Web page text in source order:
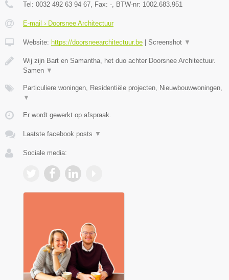
Tel: 0032 492 63 94 67, Fax: -, BTW-nr: 1002.683.951
E-mail › Doorsnee Architectuur
Website: https://doorsneearchitectuur.be Screenshot ▼
Wij zijn Bart en Samantha, het duo achter Doorsnee Architectuur.
Samen ▼
Particuliere woningen, Residentiële projecten, Nieuwbouwwoningen,
▼
Er wordt gewerkt op afspraak.
Laatste facebook posts ▼
Sociale media: